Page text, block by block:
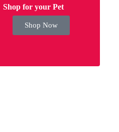
Shop for your Pet
Shop Now